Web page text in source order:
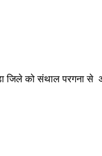
जिले को संथाल परगना से